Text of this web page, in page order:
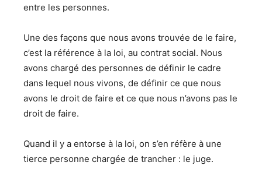
entre les personnes.
Une des façons que nous avons trouvée de le faire,
c’est la référence à la loi, au contrat social. Nous
avons chargé des personnes de définir le cadre
dans lequel nous vivons, de définir ce que nous
avons le droit de faire et ce que nous n’avons pas le
droit de faire.
Quand il y a entorse à la loi, on s’en réfère à une
tierce personne chargée de trancher : le juge.